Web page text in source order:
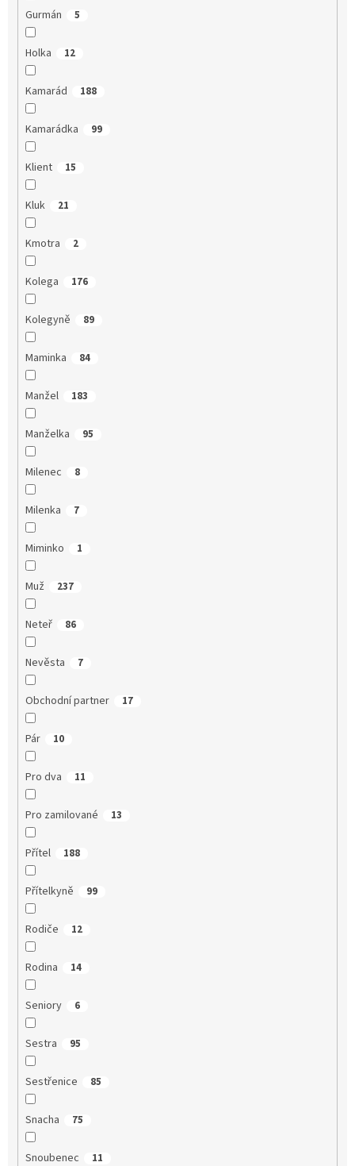
Gurmán 5
Holka 12
Kamarád 188
Kamarádka 99
Klient 15
Kluk 21
Kmotra 2
Kolega 176
Kolegyně 89
Maminka 84
Manžel 183
Manželka 95
Milenec 8
Milenka 7
Miminko 1
Muž 237
Neteř 86
Nevěsta 7
Obchodní partner 17
Pár 10
Pro dva 11
Pro zamilované 13
Přítel 188
Přítelkyně 99
Rodiče 12
Rodina 14
Seniory 6
Sestra 95
Sestřenice 85
Snacha 75
Snoubenec 11